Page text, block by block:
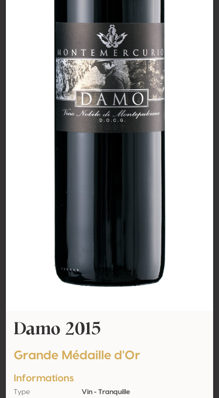
Damo 2015
Grande Médaille d'Or
Informations
Type Vin - Tranquille